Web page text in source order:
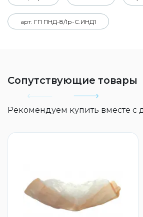
арт. ГП ПНД-8/1р-С.ИНД1
Сопутствующие товары
Рекомендуем купить вместе с